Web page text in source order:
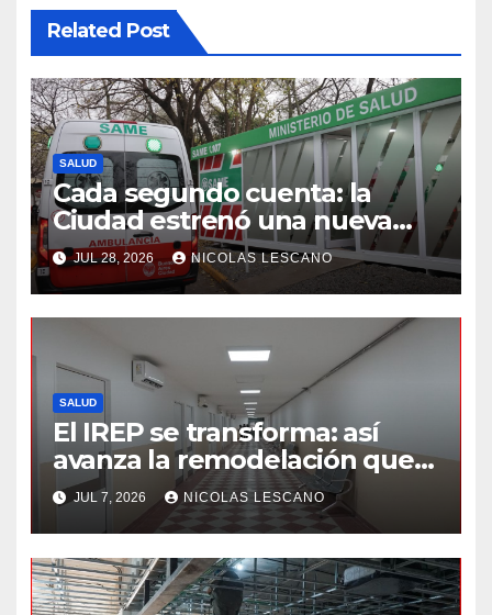
Related Post
SALUD
Cada segundo cuenta: la
Ciudad estrenó una nueva
base del SAME en Liniers
JUL 28, 2026 NICOLAS LESCANO
SALUD
El IREP se transforma: así
avanza la remodelación que
cambiará la atención en
Belgrano
JUL 7, 2026 NICOLAS LESCANO